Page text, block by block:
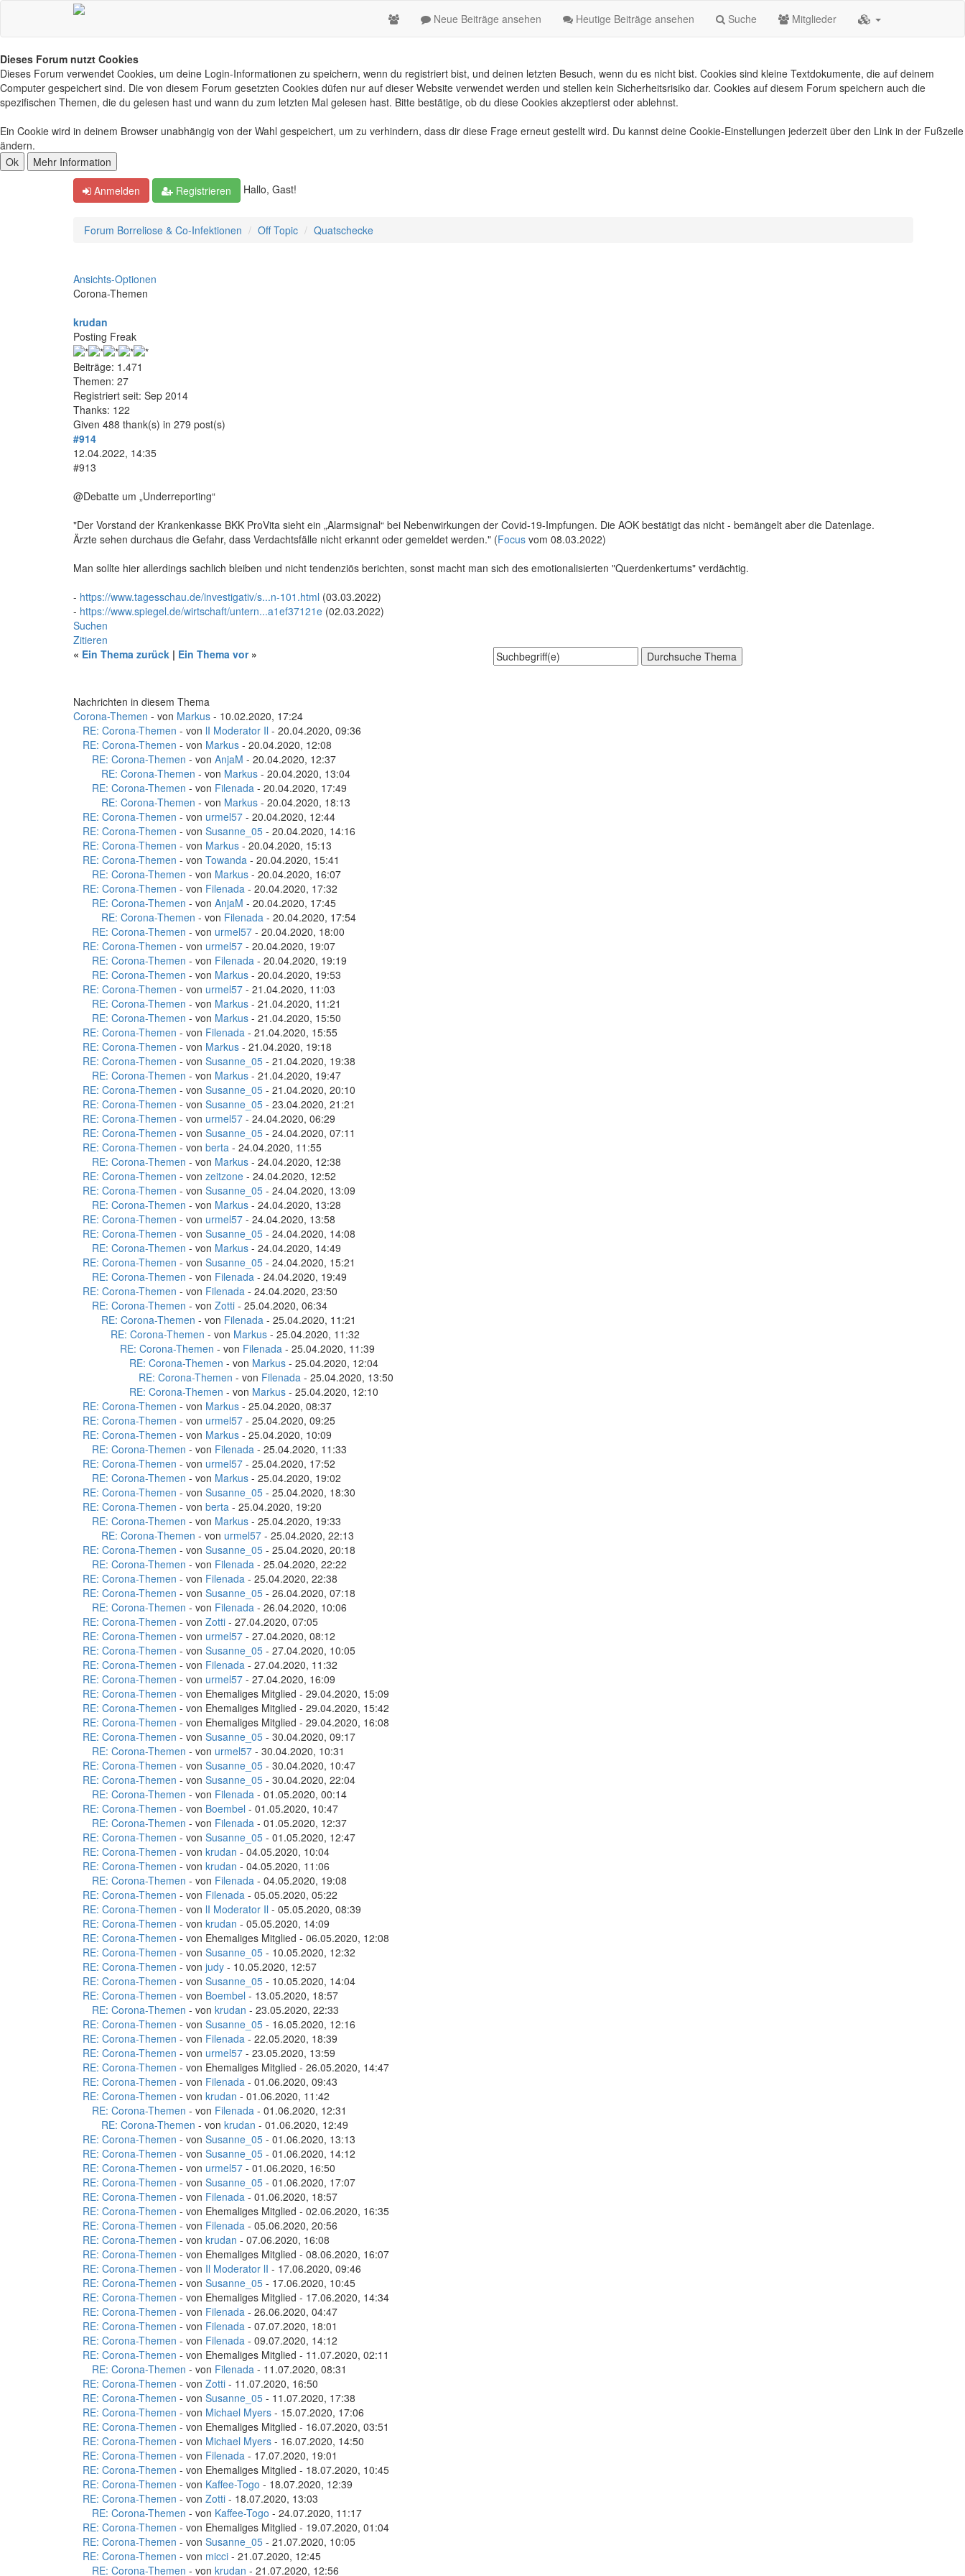
Neue Beiträge ansehen Heutige Beiträge ansehen Suche Mitglieder
Dieses Forum nutzt Cookies
Dieses Forum verwendet Cookies, um deine Login-Informationen zu speichern, wenn du registriert bist, und deinen letzten Besuch, wenn du es nicht bist. Cookies sind kleine Textdokumente, die auf deinem
Computer gespeichert sind. Die von diesem Forum gesetzten Cookies düfen nur auf dieser Website verwendet werden und stellen kein Sicherheitsrisiko dar. Cookies auf diesem Forum speichern auch die
spezifischen Themen, die du gelesen hast und wann du zum letzten Mal gelesen hast. Bitte bestätige, ob du diese Cookies akzeptierst oder ablehnst.
Ein Cookie wird in deinem Browser unabhängig von der Wahl gespeichert, um zu verhindern, dass dir diese Frage erneut gestellt wird. Du kannst deine Cookie-Einstellungen jederzeit über den Link in der Fußzeile
ändern.
Anmelden Registrieren Hallo, Gast!
Forum Borreliose & Co-Infektionen Off Topic Quatschecke
Ansichts-Optionen
Corona-Themen
krudan
Posting Freak
Beiträge: 1.471
Themen: 27
Registriert seit: Sep 2014
Thanks: 122
Given 488 thank(s) in 279 post(s)
#914
12.04.2022, 14:35
#913
@Debatte um „Underreporting“
"Der Vorstand der Krankenkasse BKK ProVita sieht ein „Alarmsignal“ bei Nebenwirkungen der Covid-19-Impfungen. Die AOK bestätigt das nicht - bemängelt aber die Datenlage.
Ärzte sehen durchaus die Gefahr, dass Verdachtsfälle nicht erkannt oder gemeldet werden." (Focus vom 08.03.2022)
Man sollte hier allerdings sachlich bleiben und nicht tendenziös berichten, sonst macht man sich des emotionalisierten "Querdenkertums" verdächtig.
- https://www.tagesschau.de/investigativ/s...n-101.html (03.03.2022)
- https://www.spiegel.de/wirtschaft/untern...a1ef37121e (02.03.2022)
Suchen
Zitieren
« Ein Thema zurück | Ein Thema vor»
Nachrichten in diesem Thema
Corona-Themen - von Markus - 10.02.2020, 17:24
RE: Corona-Themen - von lI Moderator Il - 20.04.2020, 09:36
RE: Corona-Themen - von Markus - 20.04.2020, 12:08
RE: Corona-Themen - von AnjaM - 20.04.2020, 12:37
RE: Corona-Themen - von Markus - 20.04.2020, 13:04
RE: Corona-Themen - von Filenada - 20.04.2020, 17:49
RE: Corona-Themen - von Markus - 20.04.2020, 18:13
RE: Corona-Themen - von urmel57 - 20.04.2020, 12:44
RE: Corona-Themen - von Susanne_05 - 20.04.2020, 14:16
RE: Corona-Themen - von Markus - 20.04.2020, 15:13
RE: Corona-Themen - von Towanda - 20.04.2020, 15:41
RE: Corona-Themen - von Markus - 20.04.2020, 16:07
RE: Corona-Themen - von Filenada - 20.04.2020, 17:32
RE: Corona-Themen - von AnjaM - 20.04.2020, 17:45
RE: Corona-Themen - von Filenada - 20.04.2020, 17:54
RE: Corona-Themen - von urmel57 - 20.04.2020, 18:00
RE: Corona-Themen - von urmel57 - 20.04.2020, 19:07
RE: Corona-Themen - von Filenada - 20.04.2020, 19:19
RE: Corona-Themen - von Markus - 20.04.2020, 19:53
RE: Corona-Themen - von urmel57 - 21.04.2020, 11:03
RE: Corona-Themen - von Markus - 21.04.2020, 11:21
RE: Corona-Themen - von Markus - 21.04.2020, 15:50
RE: Corona-Themen - von Filenada - 21.04.2020, 15:55
RE: Corona-Themen - von Markus - 21.04.2020, 19:18
RE: Corona-Themen - von Susanne_05 - 21.04.2020, 19:38
RE: Corona-Themen - von Markus - 21.04.2020, 19:47
RE: Corona-Themen - von Susanne_05 - 21.04.2020, 20:10
RE: Corona-Themen - von Susanne_05 - 23.04.2020, 21:21
RE: Corona-Themen - von urmel57 - 24.04.2020, 06:29
RE: Corona-Themen - von Susanne_05 - 24.04.2020, 07:11
RE: Corona-Themen - von berta - 24.04.2020, 11:55
RE: Corona-Themen - von Markus - 24.04.2020, 12:38
RE: Corona-Themen - von zeitzone - 24.04.2020, 12:52
RE: Corona-Themen - von Susanne_05 - 24.04.2020, 13:09
RE: Corona-Themen - von Markus - 24.04.2020, 13:28
RE: Corona-Themen - von urmel57 - 24.04.2020, 13:58
RE: Corona-Themen - von Susanne_05 - 24.04.2020, 14:08
RE: Corona-Themen - von Markus - 24.04.2020, 14:49
RE: Corona-Themen - von Susanne_05 - 24.04.2020, 15:21
RE: Corona-Themen - von Filenada - 24.04.2020, 19:49
RE: Corona-Themen - von Filenada - 24.04.2020, 23:50
RE: Corona-Themen - von Zotti - 25.04.2020, 06:34
RE: Corona-Themen - von Filenada - 25.04.2020, 11:21
RE: Corona-Themen - von Markus - 25.04.2020, 11:32
RE: Corona-Themen - von Filenada - 25.04.2020, 11:39
RE: Corona-Themen - von Markus - 25.04.2020, 12:04
RE: Corona-Themen - von Filenada - 25.04.2020, 13:50
RE: Corona-Themen - von Markus - 25.04.2020, 12:10
RE: Corona-Themen - von Markus - 25.04.2020, 08:37
RE: Corona-Themen - von urmel57 - 25.04.2020, 09:25
RE: Corona-Themen - von Markus - 25.04.2020, 10:09
RE: Corona-Themen - von Filenada - 25.04.2020, 11:33
RE: Corona-Themen - von urmel57 - 25.04.2020, 17:52
RE: Corona-Themen - von Markus - 25.04.2020, 19:02
RE: Corona-Themen - von Susanne_05 - 25.04.2020, 18:30
RE: Corona-Themen - von berta - 25.04.2020, 19:20
RE: Corona-Themen - von Markus - 25.04.2020, 19:33
RE: Corona-Themen - von urmel57 - 25.04.2020, 22:13
RE: Corona-Themen - von Susanne_05 - 25.04.2020, 20:18
RE: Corona-Themen - von Filenada - 25.04.2020, 22:22
RE: Corona-Themen - von Filenada - 25.04.2020, 22:38
RE: Corona-Themen - von Susanne_05 - 26.04.2020, 07:18
RE: Corona-Themen - von Filenada - 26.04.2020, 10:06
RE: Corona-Themen - von Zotti - 27.04.2020, 07:05
RE: Corona-Themen - von urmel57 - 27.04.2020, 08:12
RE: Corona-Themen - von Susanne_05 - 27.04.2020, 10:05
RE: Corona-Themen - von Filenada - 27.04.2020, 11:32
RE: Corona-Themen - von urmel57 - 27.04.2020, 16:09
RE: Corona-Themen - von Ehemaliges Mitglied - 29.04.2020, 15:09
RE: Corona-Themen - von Ehemaliges Mitglied - 29.04.2020, 15:42
RE: Corona-Themen - von Ehemaliges Mitglied - 29.04.2020, 16:08
RE: Corona-Themen - von Susanne_05 - 30.04.2020, 09:17
RE: Corona-Themen - von urmel57 - 30.04.2020, 10:31
RE: Corona-Themen - von Susanne_05 - 30.04.2020, 10:47
RE: Corona-Themen - von Susanne_05 - 30.04.2020, 22:04
RE: Corona-Themen - von Filenada - 01.05.2020, 00:14
RE: Corona-Themen - von Boembel - 01.05.2020, 10:47
RE: Corona-Themen - von Filenada - 01.05.2020, 12:37
RE: Corona-Themen - von Susanne_05 - 01.05.2020, 12:47
RE: Corona-Themen - von krudan - 04.05.2020, 10:04
RE: Corona-Themen - von krudan - 04.05.2020, 11:06
RE: Corona-Themen - von Filenada - 04.05.2020, 19:08
RE: Corona-Themen - von Filenada - 05.05.2020, 05:22
RE: Corona-Themen - von lI Moderator Il - 05.05.2020, 08:39
RE: Corona-Themen - von krudan - 05.05.2020, 14:09
RE: Corona-Themen - von Ehemaliges Mitglied - 06.05.2020, 12:08
RE: Corona-Themen - von Susanne_05 - 10.05.2020, 12:32
RE: Corona-Themen - von judy - 10.05.2020, 12:57
RE: Corona-Themen - von Susanne_05 - 10.05.2020, 14:04
RE: Corona-Themen - von Boembel - 13.05.2020, 18:57
RE: Corona-Themen - von krudan - 23.05.2020, 22:33
RE: Corona-Themen - von Susanne_05 - 16.05.2020, 12:16
RE: Corona-Themen - von Filenada - 22.05.2020, 18:39
RE: Corona-Themen - von urmel57 - 23.05.2020, 13:59
RE: Corona-Themen - von Ehemaliges Mitglied - 26.05.2020, 14:47
RE: Corona-Themen - von Filenada - 01.06.2020, 09:43
RE: Corona-Themen - von krudan - 01.06.2020, 11:42
RE: Corona-Themen - von Filenada - 01.06.2020, 12:31
RE: Corona-Themen - von krudan - 01.06.2020, 12:49
RE: Corona-Themen - von Susanne_05 - 01.06.2020, 13:13
RE: Corona-Themen - von Susanne_05 - 01.06.2020, 14:12
RE: Corona-Themen - von urmel57 - 01.06.2020, 16:50
RE: Corona-Themen - von Susanne_05 - 01.06.2020, 17:07
RE: Corona-Themen - von Filenada - 01.06.2020, 18:57
RE: Corona-Themen - von Ehemaliges Mitglied - 02.06.2020, 16:35
RE: Corona-Themen - von Filenada - 05.06.2020, 20:56
RE: Corona-Themen - von krudan - 07.06.2020, 16:08
RE: Corona-Themen - von Ehemaliges Mitglied - 08.06.2020, 16:07
RE: Corona-Themen - von Il Moderator lI - 17.06.2020, 09:46
RE: Corona-Themen - von Susanne_05 - 17.06.2020, 10:45
RE: Corona-Themen - von Ehemaliges Mitglied - 17.06.2020, 14:34
RE: Corona-Themen - von Filenada - 26.06.2020, 04:47
RE: Corona-Themen - von Filenada - 07.07.2020, 18:01
RE: Corona-Themen - von Filenada - 09.07.2020, 14:12
RE: Corona-Themen - von Ehemaliges Mitglied - 11.07.2020, 02:11
RE: Corona-Themen - von Filenada - 11.07.2020, 08:31
RE: Corona-Themen - von Zotti - 11.07.2020, 16:50
RE: Corona-Themen - von Susanne_05 - 11.07.2020, 17:38
RE: Corona-Themen - von Michael Myers - 15.07.2020, 17:06
RE: Corona-Themen - von Ehemaliges Mitglied - 16.07.2020, 03:51
RE: Corona-Themen - von Michael Myers - 16.07.2020, 14:50
RE: Corona-Themen - von Filenada - 17.07.2020, 19:01
RE: Corona-Themen - von Ehemaliges Mitglied - 18.07.2020, 10:45
RE: Corona-Themen - von Kaffee-Togo - 18.07.2020, 12:39
RE: Corona-Themen - von Zotti - 18.07.2020, 13:03
RE: Corona-Themen - von Kaffee-Togo - 24.07.2020, 11:17
RE: Corona-Themen - von Ehemaliges Mitglied - 19.07.2020, 01:04
RE: Corona-Themen - von Susanne_05 - 21.07.2020, 10:05
RE: Corona-Themen - von micci - 21.07.2020, 12:45
RE: Corona-Themen - von krudan - 21.07.2020, 12:56